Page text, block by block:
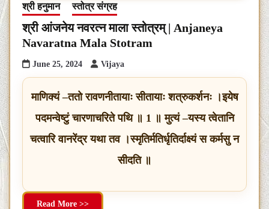
श्री हनुमान स्तोत्र संग्रह
श्री आंजनेय नवरत्न माला स्तोत्रम् | Anjaneya
Navaratna Mala Stotram
June 25, 2024 Vijaya
माणिक्यं –ततो रावणनीतायाः सीतायाः शत्रुकर्शनः ।इयेष
पदमन्वेष्टुं चारणाचरिते पथि ॥ 1 ॥ मुत्यं –यस्य त्वेतानि
चत्वारि वानरेंद्र यथा तव ।स्मृतिर्मतिर्धृतिर्दाक्ष्यं स कर्मसु न
सीदति ॥
Read More >>